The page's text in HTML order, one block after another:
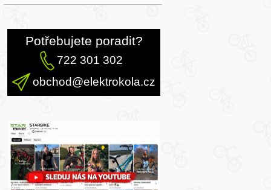
Potřebujete poradit?
722 301 302
obchod@elektrokola.cz